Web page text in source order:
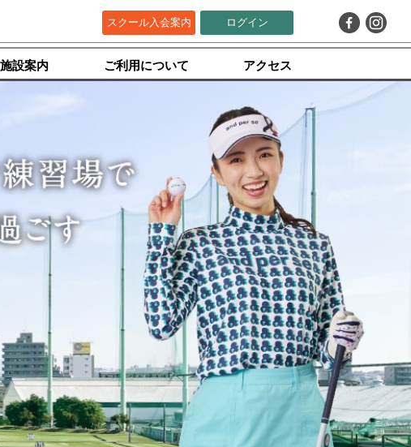
スクール入会案内 ログイン
施設案内 ご利用について アクセス